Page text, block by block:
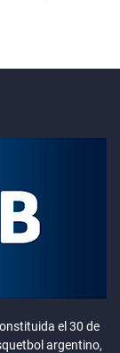
el 30 de
argentino,